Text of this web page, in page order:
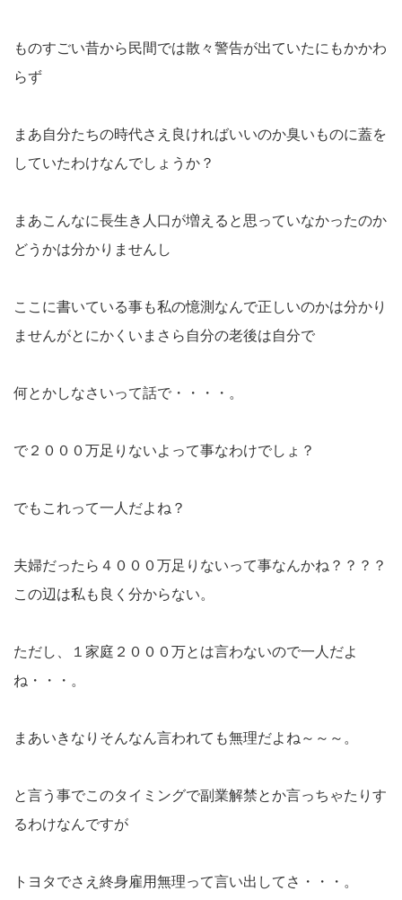
ものすごい昔から民間では散々警告が出ていたにもかかわ
らず
まあ自分たちの時代さえ良ければいいのか臭いものに蓋を
していたわけなんでしょうか？
まあこんなに長生き人口が増えると思っていなかったのか
どうかは分かりませんし
ここに書いている事も私の憶測なんで正しいのかは分かり
ませんがとにかくいまさら自分の老後は自分で
何とかしなさいって話で・・・・。
で２０００万足りないよって事なわけでしょ？
でもこれって一人だよね？
夫婦だったら４０００万足りないって事なんかね？？？？
この辺は私も良く分からない。
ただし、１家庭２０００万とは言わないので一人だよ
ね・・・。
まあいきなりそんなん言われても無理だよね～～～。
と言う事でこのタイミングで副業解禁とか言っちゃたりす
るわけなんですが
トヨタでさえ終身雇用無理って言い出してさ・・・。